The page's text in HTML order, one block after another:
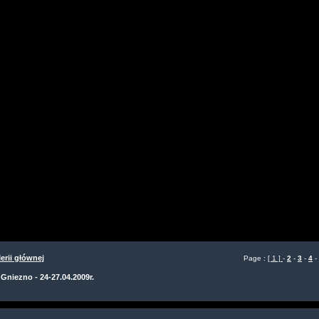
głównej Page : [ 1 ] - 2 - 3 - 4 -
- 24-27.04.2009r.